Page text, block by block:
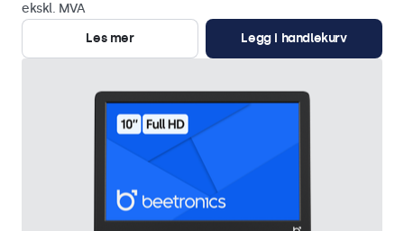
ekskl. MVA
Les mer
Legg i handlekurv